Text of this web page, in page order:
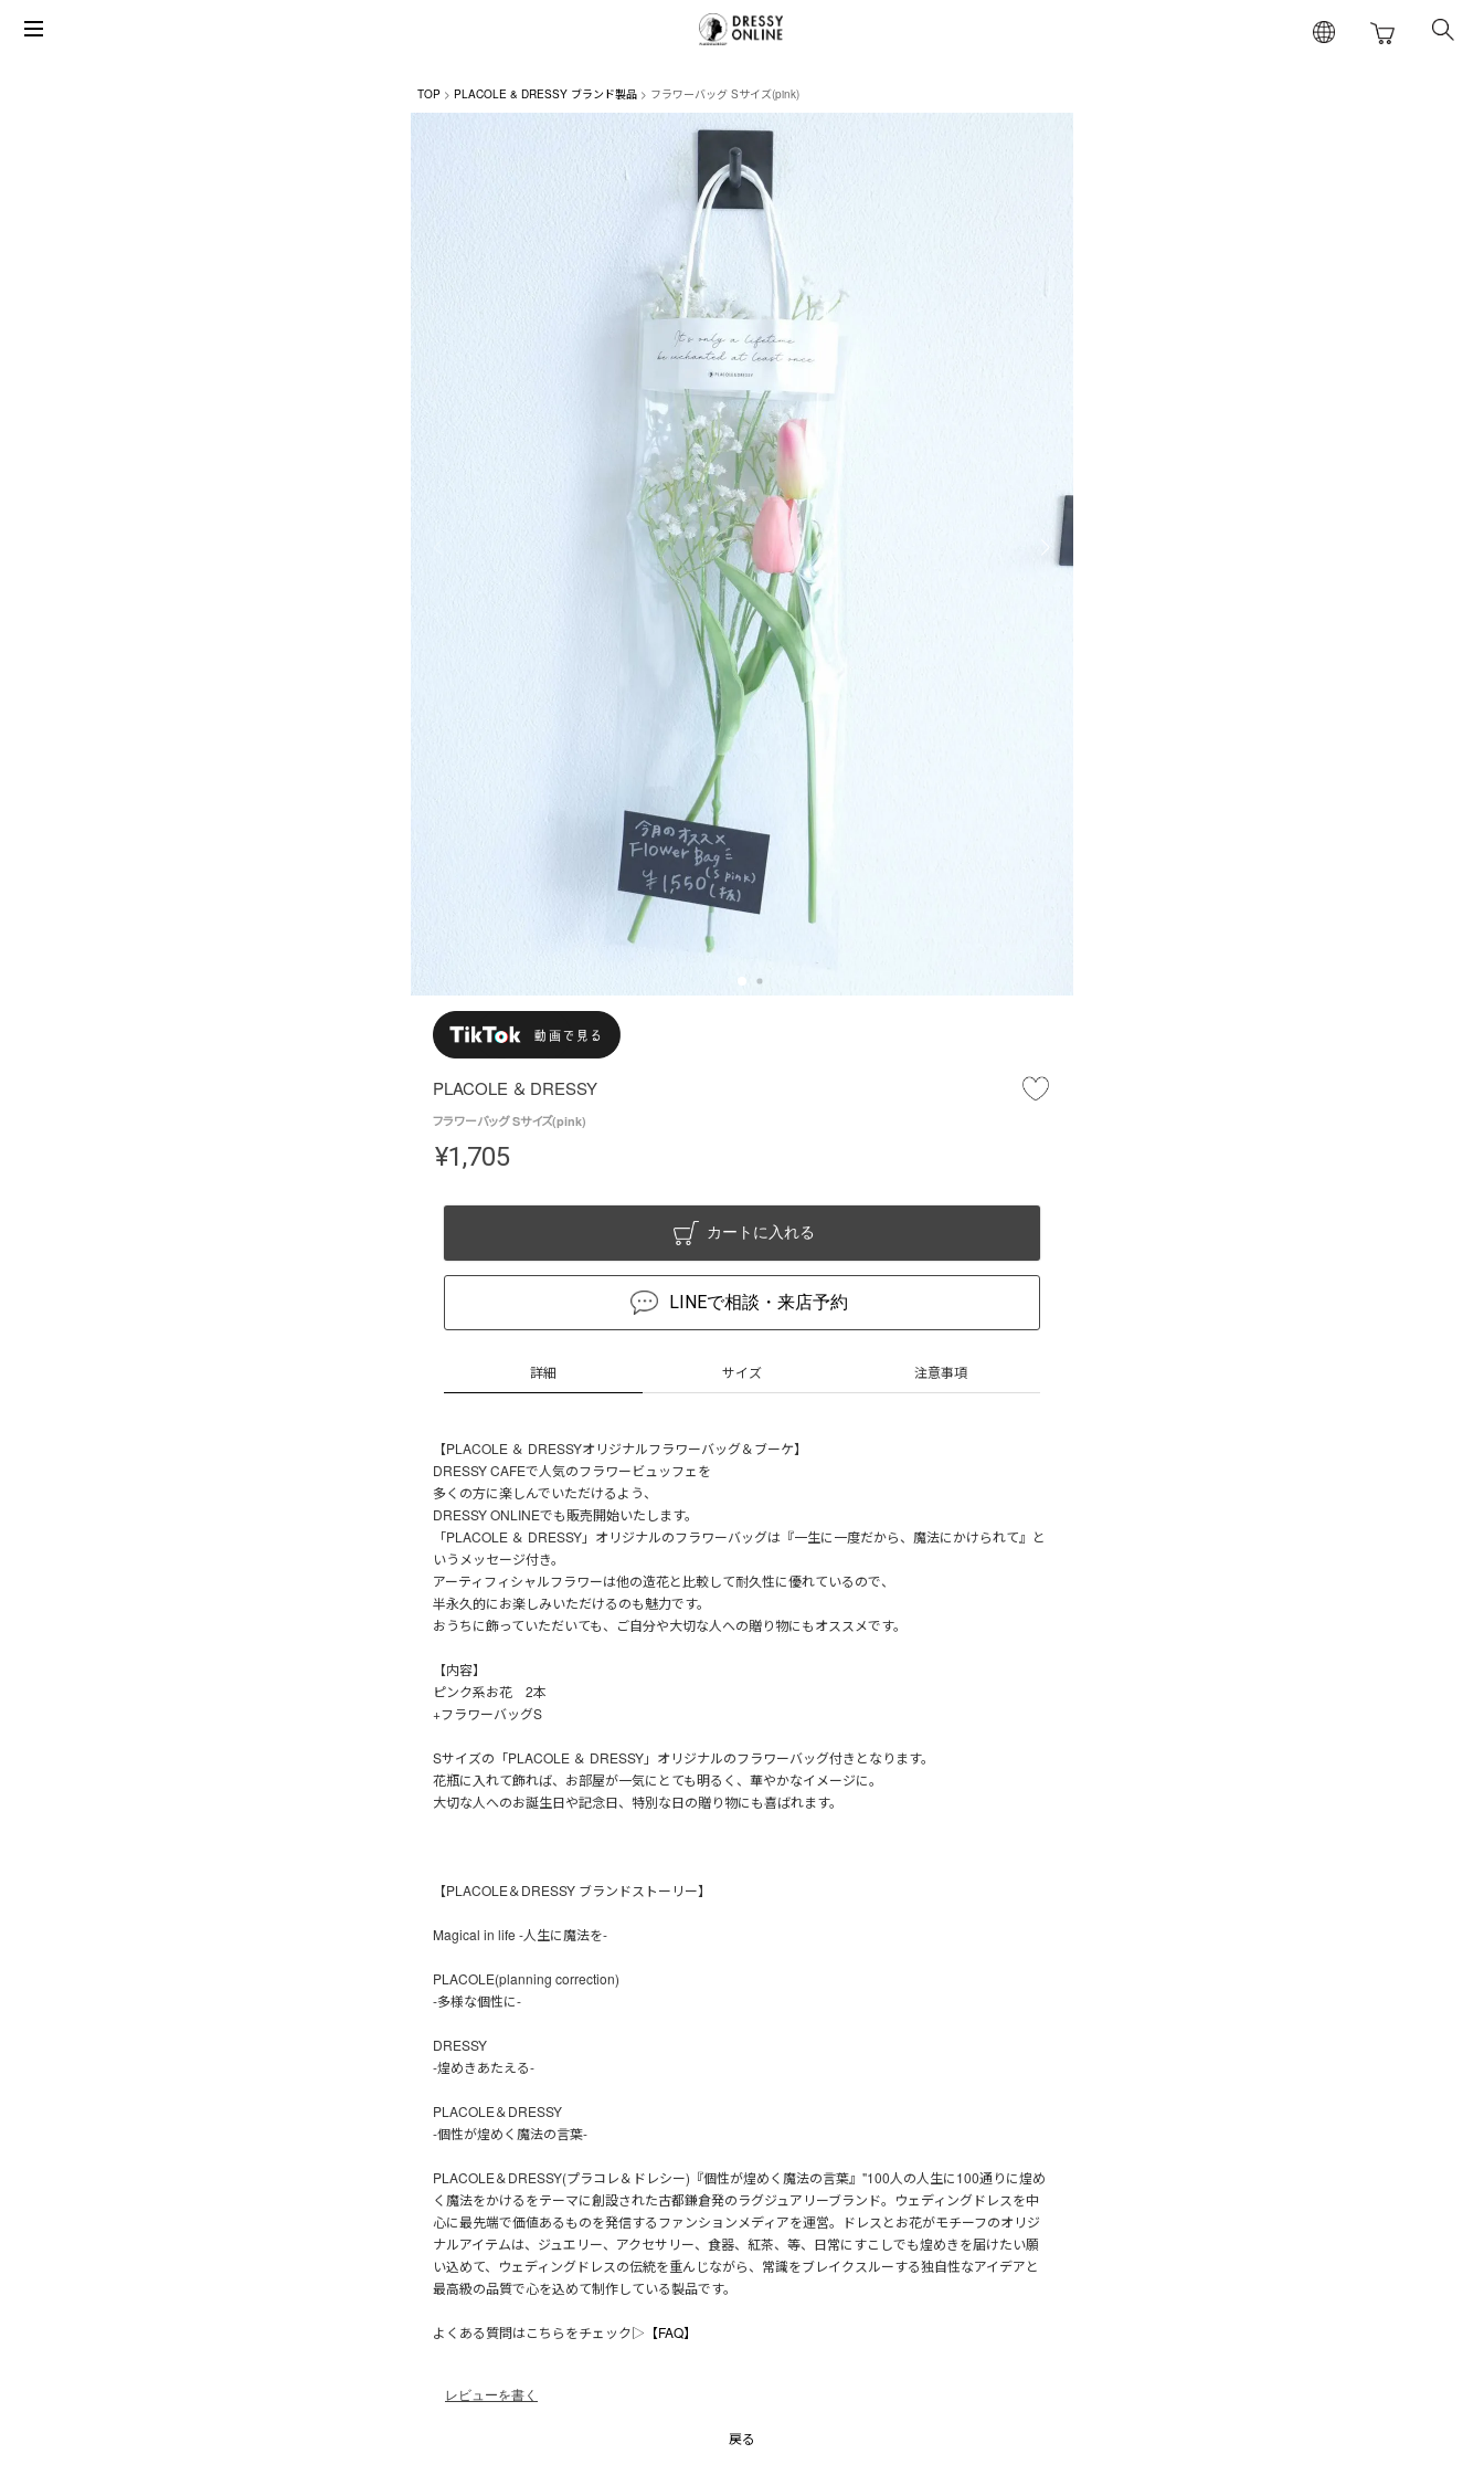
TOP PLACOLE & DRESSY ブランド製品 フラワーバッグ Sサイズ(pink)
PLACOLE ＆ DRESSY
フラワーバッグ Sサイズ(pink)
¥1,705
カートに入れる
LINEで相談・来店予約
詳細 サイズ 注意事項
【PLACOLE ＆ DRESSYオリジナルフラワーバッグ＆ブーケ】
DRESSY CAFEで人気のフラワービュッフェを
多くの方に楽しんでいただけるよう、
DRESSY ONLINEでも販売開始いたします。
「PLACOLE ＆ DRESSY」オリジナルのフラワーバッグは『一生に一度だから、魔法にかけられて』と
いうメッセージ付き。
アーティフィシャルフラワーは他の造花と比較して耐久性に優れているので、
半永久的にお楽しみいただけるのも魅力です。
おうちに飾っていただいても、ご自分や大切な人への贈り物にもオススメです。
【内容】
ピンク系お花 2本
+フラワーバッグS
Sサイズの「PLACOLE ＆ DRESSY」オリジナルのフラワーバッグ付きとなります。
花瓶に入れて飾れば、お部屋が一気にとても明るく、華やかなイメージに。
大切な人へのお誕生日や記念日、特別な日の贈り物にも喜ばれます。
【PLACOLE＆DRESSY ブランドストーリー】
Magical in life -人生に魔法を-
PLACOLE(planning correction)
-多様な個性に-
DRESSY
-煌めきあたえる-
PLACOLE＆DRESSY
-個性が煌めく魔法の言葉-
PLACOLE＆DRESSY(プラコレ＆ドレシー)『個性が煌めく魔法の言葉』"100人の人生に100通りに煌め
く魔法をかけるをテーマに創設された古都鎌倉発のラグジュアリーブランド。ウェディングドレスを中
心に最先端で価値あるものを発信するファンションメディアを運営。ドレスとお花がモチーフのオリジ
ナルアイテムは、ジュエリー、アクセサリー、食器、紅茶、等、日常にすこしでも煌めきを届けたい願
い込めて、ウェディングドレスの伝統を重んじながら、常識をブレイクスルーする独自性なアイデアと
最高級の品質で心を込めて制作している製品です。
よくある質問はこちらをチェック▷ 【FAQ】
レビューを書く
戻る